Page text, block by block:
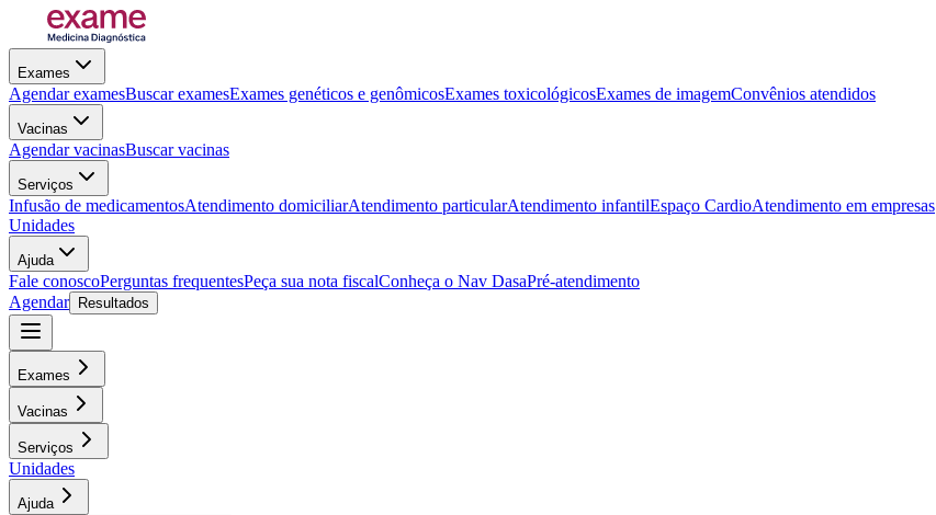
Exames
Agendar examesBuscar examesExames genéticos e genômicosExames toxicológicosExames de imagemConvênios atendidos
Vacinas
Agendar vacinasBuscar vacinas
Serviços
Infusão de medicamentosAtendimento domiciliarAtendimento particularAtendimento infantilEspaço CardioAtendimento em empresas
Unidades
Ajuda
Fale conoscoPerguntas frequentesPeça sua nota fiscalConheça o Nav DasaPré-atendimento
Agendar
Resultados
Exames
Vacinas
Serviços
Unidades
Ajuda